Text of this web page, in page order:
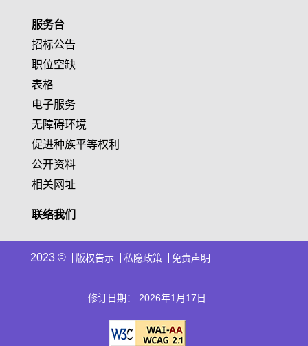
服务台
招标公告
职位空缺
表格
电子服务
无障碍环境
促进种族平等权利
公开资料
相关网址
联络我们
2023 © 版权告示 私隐政策 免责声明
修订日期： 2026年1月17日